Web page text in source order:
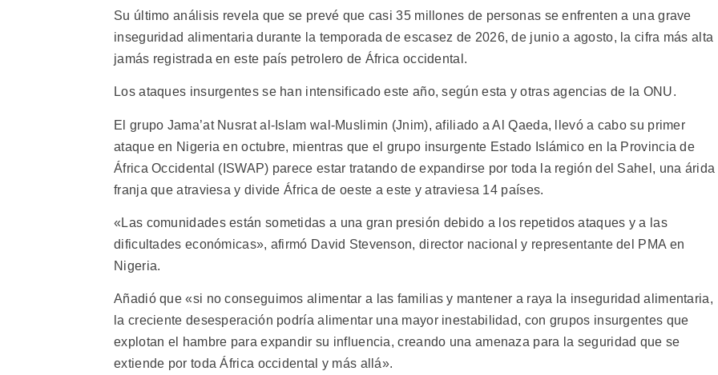
Su último análisis revela que se prevé que casi 35 millones de personas se enfrenten a una grave
inseguridad alimentaria durante la temporada de escasez de 2026, de junio a agosto, la cifra más alta
jamás registrada en este país petrolero de África occidental.
Los ataques insurgentes se han intensificado este año, según esta y otras agencias de la ONU.
El grupo Jama’at Nusrat al-Islam wal-Muslimin (Jnim), afiliado a Al Qaeda, llevó a cabo su primer
ataque en Nigeria en octubre, mientras que el grupo insurgente Estado Islámico en la Provincia de
África Occidental (ISWAP) parece estar tratando de expandirse por toda la región del Sahel, una árida
franja que atraviesa y divide África de oeste a este y atraviesa 14 países.
«Las comunidades están sometidas a una gran presión debido a los repetidos ataques y a las
dificultades económicas», afirmó David Stevenson, director nacional y representante del PMA en
Nigeria.
Añadió que «si no conseguimos alimentar a las familias y mantener a raya la inseguridad alimentaria,
la creciente desesperación podría alimentar una mayor inestabilidad, con grupos insurgentes que
explotan el hambre para expandir su influencia, creando una amenaza para la seguridad que se
extiende por toda África occidental y más allá».